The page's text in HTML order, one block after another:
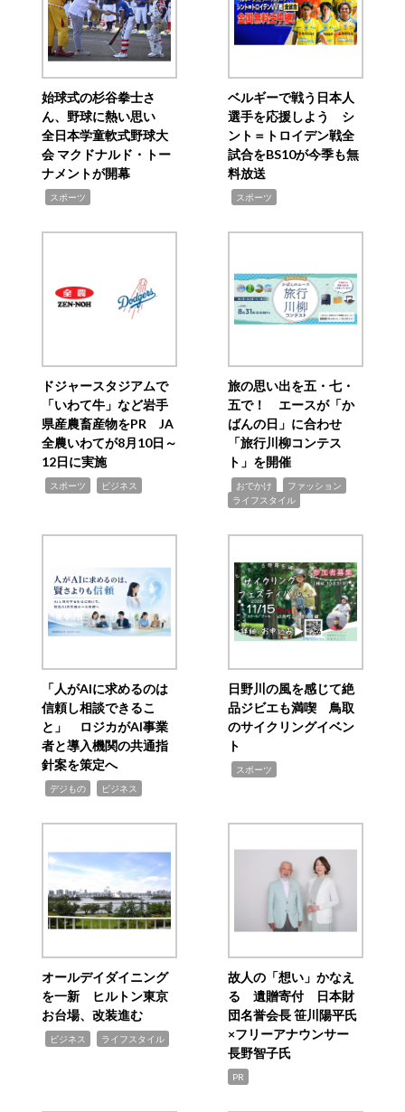
始球式の杉谷拳士さ
ん、野球に熱い思い
全日本学童軟式野球大
会 マクドナルド・トー
ナメントが開幕
スポーツ
ベルギーで戦う日本人
選手を応援しよう シ
ント＝トロイデン戦全
試合をBS10が今季も無
料放送
スポーツ
ドジャースタジアムで
「いわて牛」など岩手
県産農畜産物をPR JA
全農いわてが8月10日～
12日に実施
スポーツ ビジネス
旅の思い出を五・七・
五で！ エースが「か
ばんの日」に合わせ
「旅行川柳コンテス
ト」を開催
おでかけ ファッション
ライフスタイル
「人がAIに求めるのは
信頼し相談できるこ
と」 ロジカがAI事業
者と導入機関の共通指
針案を策定へ
デジもの ビジネス
日野川の風を感じて絶
品ジビエも満喫 鳥取
のサイクリングイベン
ト
スポーツ
オールデイダイニング
を一新 ヒルトン東京
お台場、改装進む
ビジネス ライフスタイル
故人の「想い」かなえ
る 遺贈寄付 日本財
団名誉会長 笹川陽平氏
×フリーアナウンサー
長野智子氏
PR